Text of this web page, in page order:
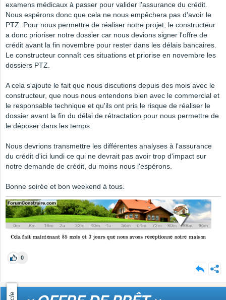
examens médicaux à passer pour valider l'assurance du crédit.
Nous espérons donc que cela ne nous empêchera pas d'avoir le
PTZ. Pour nous permettre de réaliser notre projet, le constructeur
a donc prioriser notre dossier car nous devions signer l'offre de
crédit avant la fin novembre pour rester dans les délais bancaires.
Le constructeur connaît ces situations et priorise en novembre les
dossiers PTZ.
A cela s'ajoute le fait que nous discutions depuis des mois avec le
constructeur, que nous nous entendons bien avec le commercial et
le responsable technique et qu'ils ont pris le risque de réaliser le
dossier avant la fin du délai de rétractation pour nous permettre de
le déposer dans les temps.
Nous devrions transmettre les différentes analyses à l'assurance
du crédit d'ici lundi ce qui ne devrait pas avoir trop d'impact sur
notre demande de crédit, du moins nous l'espérons.
Bonne soirée et bon weekend à tous.
0